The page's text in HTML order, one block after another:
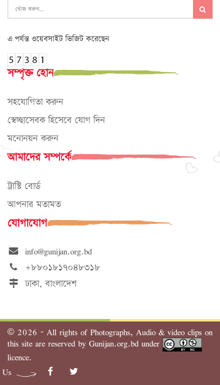
এ পর্যন্ত ওয়েবসাইট ভিজিট করেছেন
সম্পৃক্ত হোন
সহযোগিতা করুন
স্বেচ্ছাসেবক হিসেবে যোগ দিন
মনোনয়ন করুন
আমাদের সম্পর্কে
ট্রাস্টি বোর্ড
আপনার মতামত
যোগাযোগ
info@gunijan.org.bd
+৮৮০১৮১৭০৪৮৩১৮
ঢাকা, বাংলাদেশ
© 2026 - All rights of Photographs, Audio & video clips on
this site are reserved by Gunijan.org.bd under
licence.